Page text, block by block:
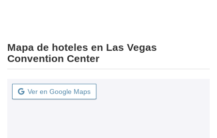
Mapa de hoteles en Las Vegas
Convention Center
Ver en Google Maps